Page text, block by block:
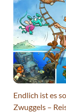
Endlich ist es
Zwuggels –